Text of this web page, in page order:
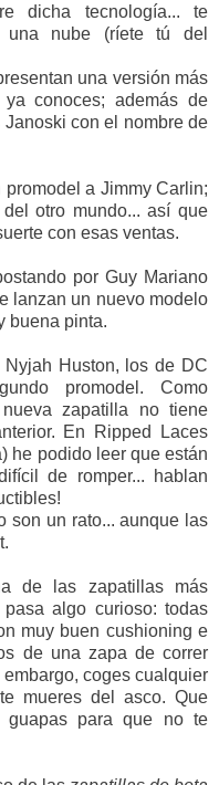
dicha tecnología... te
una nube (ríete tú del
una versión más
conoces; además de
con el nombre de
a Jimmy Carlin;
otro mundo... así que
con esas ventas.
por Guy Mariano
lanzan un nuevo modelo
buena pinta.
Huston, los de DC
promodel. Como
zapatilla no tiene
En Ripped Laces
he podido leer que están
de romper... hablan
son un rato... aunque las
de las zapatillas más
algo curioso: todas
muy buen cushioning e
de una zapa de correr
coges cualquier
mueres del asco. Que
guapas para que no te